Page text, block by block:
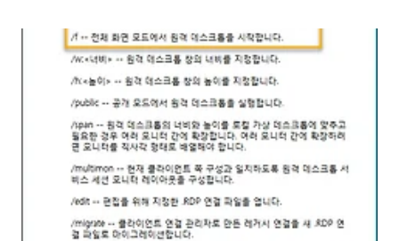
구들이 출시되어 누구나 쉽게 원격 제어 기술을 사용할 수 있다. 이제는 크롬 웹
브라우저의 Plug-in 프로그램인 구글 크롬 원격 데스크톱 서비스(Chrome
Remote Desktop)를 통해 다른 데스크톱 PC나 휴대기기에서 윈도우, 맥,
리눅스, 크롬북 같은 모든 컴퓨터를 쉽게 사용할 수 있다. 원격 접속을 이용하면